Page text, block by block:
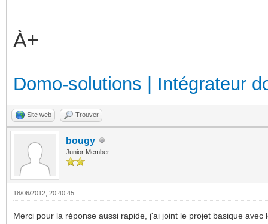
À+
Domo-solutions | Intégrateur
Site web Trouver
bougy
Junior Member
18/06/2012, 20:40:45
Merci pour la réponse aussi rapide, j'ai joint le projet basique avec